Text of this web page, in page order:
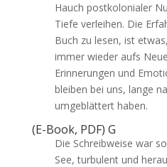
Hauch postkolonialer
Tiefe verleihen. Die
Buch zu lesen, ist
immer wieder aufs
Erinnerungen und
bleiben bei uns, lange
umgeblättert haben.
(E-Book, PDF) G
Die Schreibweise war
See, turbulent und